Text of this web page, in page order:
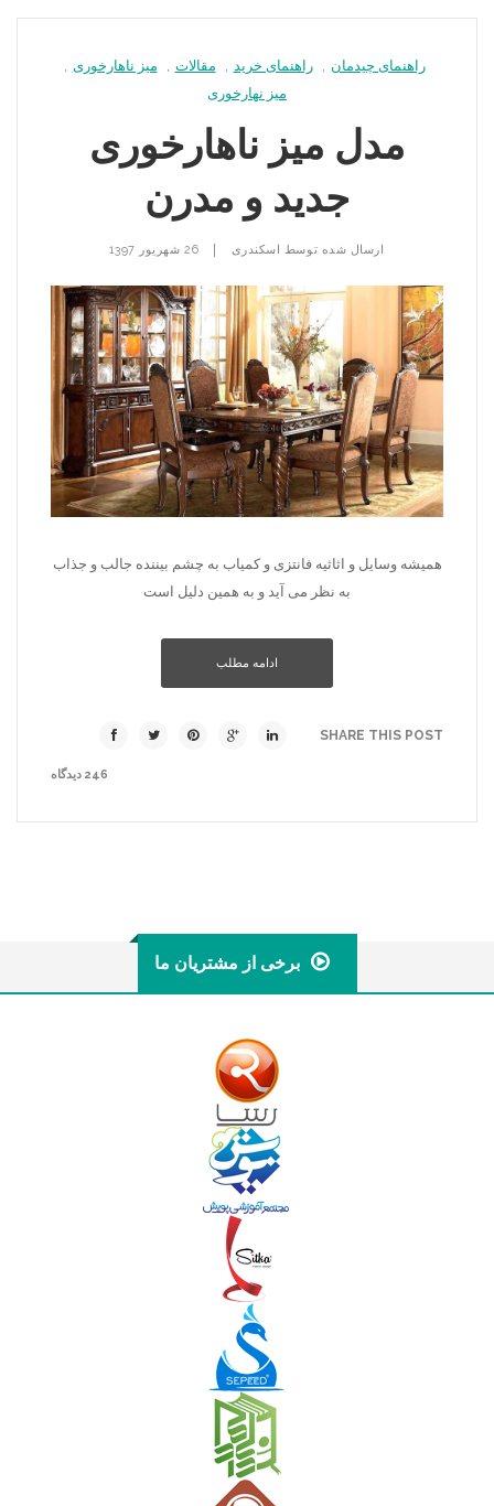
راهنمای چیدمان راهنمای خرید مقالات میز ناهارخوری
میز نهارخوری
مدل میز ناهارخوری
جدید و مدرن
ارسال شده توسط اسکندری 26 شهریور 1397
همیشه وسایل و اثاثیه فانتزی و کمیاب به چشم بیننده جالب و جذاب
به نظر می آید و به همین دلیل است
ادامه مطلب
SHARE THIS POST
246 دیدگاه
برخی از مشتریان ما